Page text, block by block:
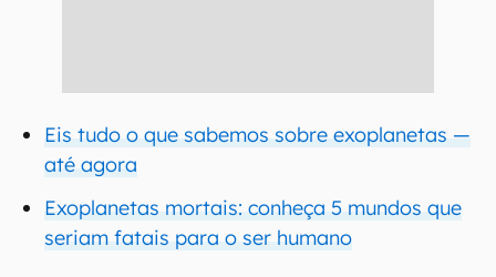
Eis tudo o que sabemos sobre exoplanetas —
até agora
Exoplanetas mortais: conheça 5 mundos que
seriam fatais para o ser humano